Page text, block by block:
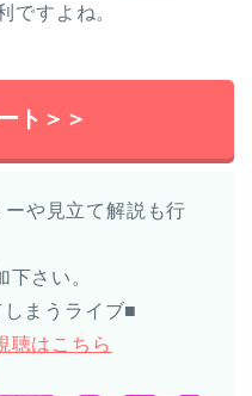
ですよね。
ト＞＞
や見立て解説も行
さい。
まうライブ■
聴はこちら